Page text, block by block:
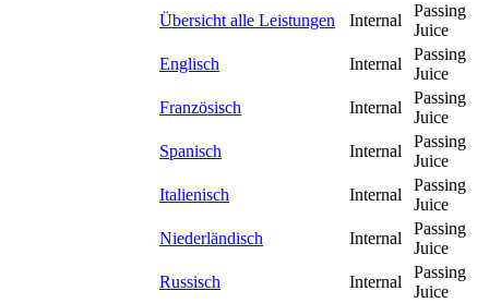
Übersicht alle Leistungen
Internal
Passing
Juice
Englisch
Internal
Passing
Juice
Französisch
Internal
Passing
Juice
Spanisch
Internal
Passing
Juice
Italienisch
Internal
Passing
Juice
Niederländisch
Internal
Passing
Juice
Russisch
Internal
Passing
Juice